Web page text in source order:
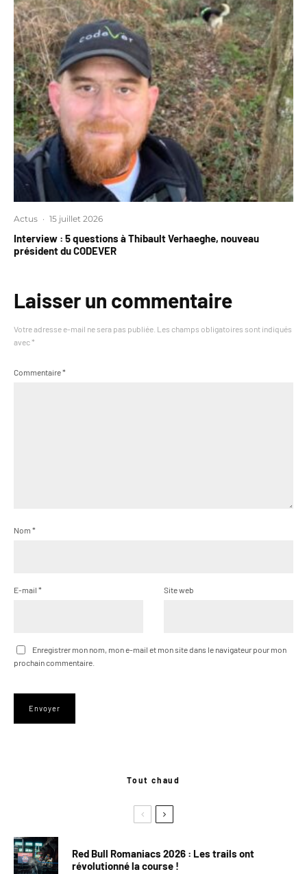
Actus · 15 juillet 2026
Interview : 5 questions à Thibault Verhaeghe, nouveau
président du CODEVER
Laisser un commentaire
Votre adresse e-mail ne sera pas publiée. Les champs obligatoires sont indiqués
avec *
Commentaire*
Nom *
E-mail * Site web
Enregistrer mon nom, mon e-mail et mon site dans le navigateur pour mon
prochain commentaire.
Tout chaud
Red Bull Romaniacs 2026 : Les trails ont
révolutionné la course !